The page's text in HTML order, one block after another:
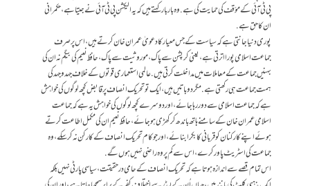
پی ٹی آئی کے مؤقف کی حمایت کی ہے. وہ بار بار کہتے ہیں کہ یہ الیکشن پی ٹی آئی نے جیتا ہے، حکمرانی
ان کا حق ہے.
پوری دنیا جانتی ہے کہ سیاست کے جس معیار کا دعویٰ عمران خان کرتے ہیں، اس پر صرف
جماعت اسلامی پورا اترتی ہے، یعنی کرپشن سے پاک ،موروثیت سے پاک، حافظ نعیم کی بیگم نہ ان کی
بہنیں جماعت کے معاملات میں مداخلت کرتی ہیں. عالمی استعماری قوتوں کے خلاف جہد و جہد کی
ہمت جماعت ہی رکھتی ہے. مگر دو باتیں ہیں، ایک تو تحریک انصاف پر قابض کچھ لوگوں کی خواہش
ہے کہ جماعت اسلامی سے دور رہا جائے ، اور دوسرے کچھ لوگوں کی خواہش یہ ہے کہ جماعت
اسلامی عمران خان کے سامنےہاتھ باندھ کر کھڑی ہو جائے، حافظ نعیم ان کی مکمل اطاعت کرتے
ہوئے اپنے کارکنان کو قربانی کا بکرا بنائے، اور جو کام تحریک انصاف کے کارکن نہ کرسکے، وہ
جماعت کی اسٹریٹ پاور کرے، اس سے کم پر وہ راضی نہیں ہوں گے.
اس تمام قصے سے اندازہ ہوتا ہے کہ تحریک انصاف کے حامی درحقیقت، سیاسی پارٹی نہیں بلکہ